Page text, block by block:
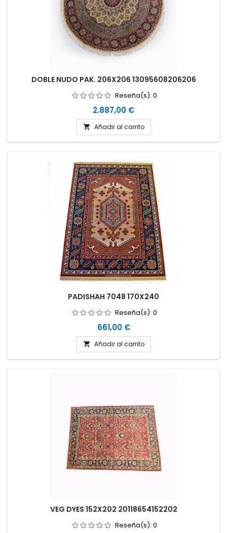
DOBLE NUDO PAK. 206X206 13095608206206
Reseña(s): 0
Precio
2.887,00 €
 Añadir al carrito
PADISHAH 7048 170X240
Reseña(s): 0
Precio
661,00 €
 Añadir al carrito
VEG DYES 152X202 20118654152202
Reseña(s): 0